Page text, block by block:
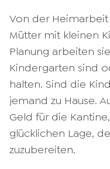
Von der
Mütter mit kleinen
Planung arbeiten
Kindergarten sind
halten. Sind die
jemand zu Hause.
Geld für die
glücklichen Lage,
zuzubereiten.